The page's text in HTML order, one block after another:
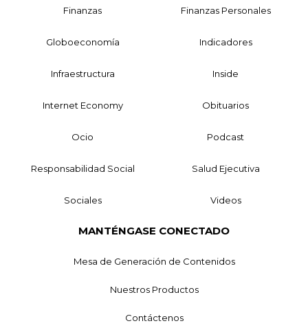
Finanzas Finanzas Personales
Globoeconomía Indicadores
Infraestructura Inside
Internet Economy Obituarios
Ocio Podcast
Responsabilidad Social Salud Ejecutiva
Sociales Videos
MANTÉNGASE CONECTADO
Mesa de Generación de Contenidos
Nuestros Productos
Contáctenos